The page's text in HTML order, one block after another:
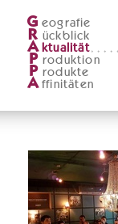
G eografie
R ückblick
A ktualität
P roduktion
P rodukte
A ffinitäten